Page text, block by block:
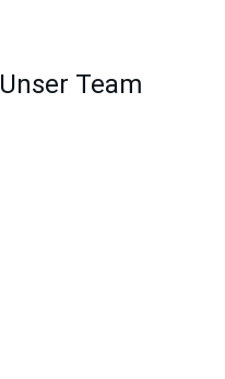
Unser Team